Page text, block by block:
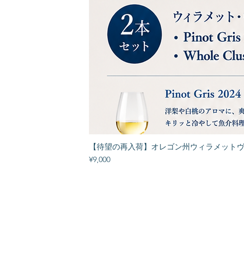
【待望の再入荷】オレゴン州ウィラメット
Price
¥9,000